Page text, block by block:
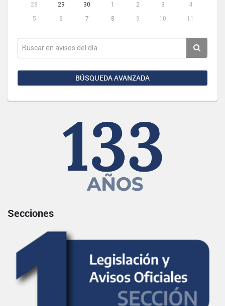
28
29 30 1 2 3
4
5
6 7 8 9 10 11
BÚSQUEDA AVANZADA
Secciones